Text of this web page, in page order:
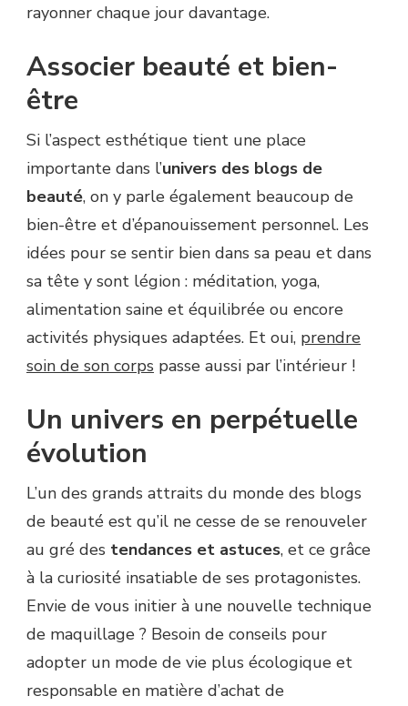
rayonner chaque jour davantage.
Associer beauté et bien-
être
Si l’aspect esthétique tient une place
importante dans l’univers des blogs de
beauté, on y parle également beaucoup de
bien-être et d’épanouissement personnel. Les
idées pour se sentir bien dans sa peau et dans
sa tête y sont légion : méditation, yoga,
alimentation saine et équilibrée ou encore
activités physiques adaptées. Et oui, prendre
soin de son corps passe aussi par l’intérieur !
Un univers en perpétuelle
évolution
L’un des grands attraits du monde des blogs
de beauté est qu’il ne cesse de se renouveler
au gré des tendances et astuces, et ce grâce
à la curiosité insatiable de ses protagonistes.
Envie de vous initier à une nouvelle technique
de maquillage ? Besoin de conseils pour
adopter un mode de vie plus écologique et
responsable en matière d’achat de